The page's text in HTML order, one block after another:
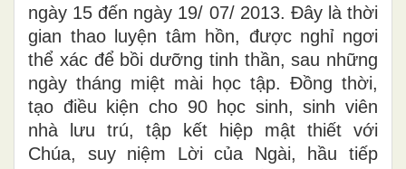
ngày 15 đến ngày 19/ 07/ 2013. Đây là thời
gian thao luyện tâm hồn, được nghỉ ngơi
thể xác để bồi dưỡng tinh thần, sau những
ngày tháng miệt mài học tập. Đồng thời,
tạo điều kiện cho 90 học sinh, sinh viên
nhà lưu trú, tập kết hiệp mật thiết với
Chúa, suy niệm Lời của Ngài, hầu tiếp